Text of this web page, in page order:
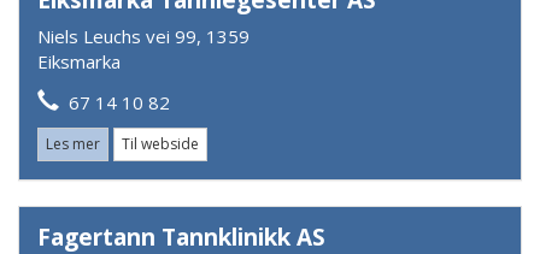
Niels Leuchs vei 99, 1359
Eiksmarka
67 14 10 82
Les mer Til webside
Fagertann Tannklinikk AS